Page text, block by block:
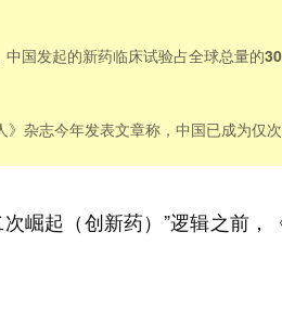
中国发起的新药临床试验占全球总量的
》杂志今年发表文章称， 中国已成为仅
崛起（创新药）”逻辑之前